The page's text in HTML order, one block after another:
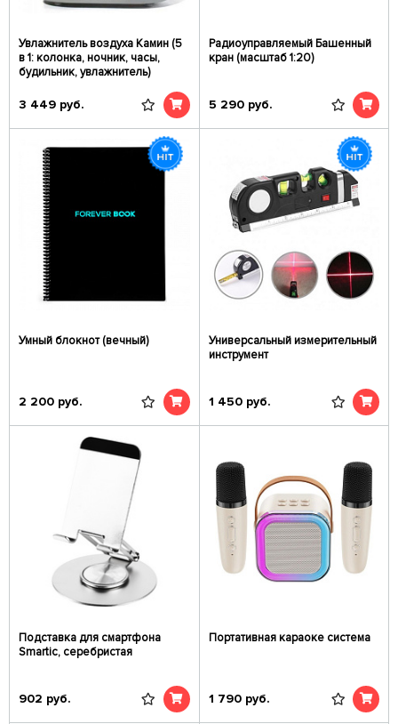
Увлажнитель воздуха Камин (5
в 1: колонка, ночник, часы,
будильник, увлажнитель)
3 449 руб.
Радиоуправляемый Башенный
кран (масштаб 1:20)
5 290 руб.
Умный блокнот (вечный)
2 200 руб.
Универсальный измерительный
инструмент
1 450 руб.
Подставка для смартфона
Smartic, серебристая
902 руб.
Портативная караоке система
1 790 руб.